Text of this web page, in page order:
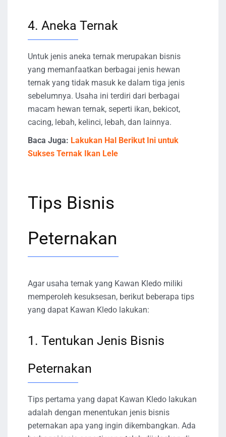
4. Aneka Ternak
Untuk jenis aneka ternak merupakan bisnis
yang memanfaatkan berbagai jenis hewan
ternak yang tidak masuk ke dalam tiga jenis
sebelumnya. Usaha ini terdiri dari berbagai
macam hewan ternak, seperti ikan, bekicot,
cacing, lebah, kelinci, lebah, dan lainnya.
Baca Juga: Lakukan Hal Berikut Ini untuk
Sukses Ternak Ikan Lele
Tips Bisnis
Peternakan
Agar usaha ternak yang Kawan Kledo miliki
memperoleh kesuksesan, berikut beberapa tips
yang dapat Kawan Kledo lakukan:
1. Tentukan Jenis Bisnis
Peternakan
Tips pertama yang dapat Kawan Kledo lakukan
adalah dengan menentukan jenis bisnis
peternakan apa yang ingin dikembangkan. Ada